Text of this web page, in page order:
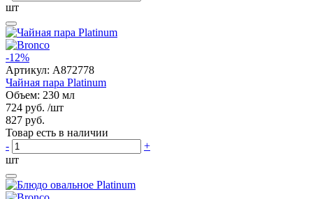
шт
-12%
Артикул: A872778
Чайная пара Platinum
Объем: 230 мл
724 руб. /шт
827 руб.
Товар есть в наличии
-
+
шт